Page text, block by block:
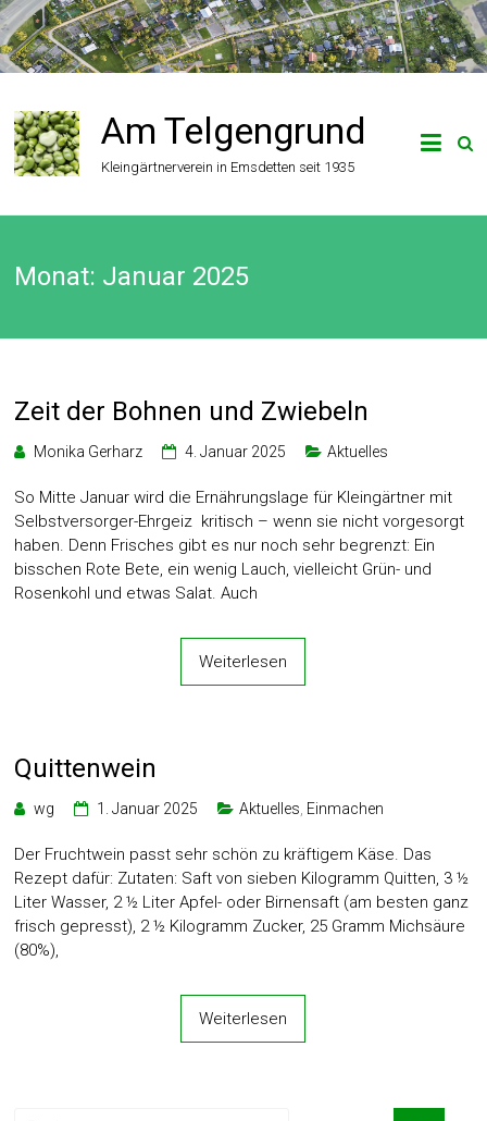
Zum
Inhalt
springen
Am Telgengrund
Kleingärtnerverein in Emsdetten seit 1935
Monat: Januar 2025
Zeit der Bohnen und Zwiebeln
Monika Gerharz 4. Januar 2025 Aktuelles
So Mitte Januar wird die Ernährungslage für Kleingärtner mit
Selbstversorger-Ehrgeiz kritisch – wenn sie nicht vorgesorgt
haben. Denn Frisches gibt es nur noch sehr begrenzt: Ein
bisschen Rote Bete, ein wenig Lauch, vielleicht Grün- und
Rosenkohl und etwas Salat. Auch
Weiterlesen
Quittenwein
wg 1. Januar 2025 Aktuelles Einmachen
Der Fruchtwein passt sehr schön zu kräftigem Käse. Das
Rezept dafür: Zutaten: Saft von sieben Kilogramm Quitten, 3 ½
Liter Wasser, 2 ½ Liter Apfel- oder Birnensaft (am besten ganz
frisch gepresst), 2 ½ Kilogramm Zucker, 25 Gramm Michsäure
(80%),
Weiterlesen